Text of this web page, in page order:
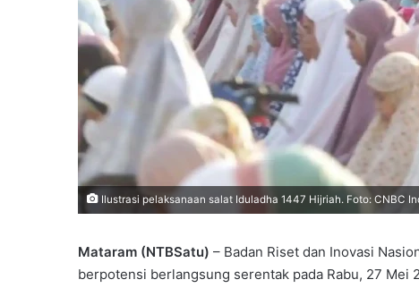
Ilustrasi pelaksanaan salat Iduladha 1447 Hijriah. Foto: CNBC
Mataram (NTBSatu) – Badan Riset dan Inovasi
berpotensi berlangsung serentak pada Rabu, 27 Mei